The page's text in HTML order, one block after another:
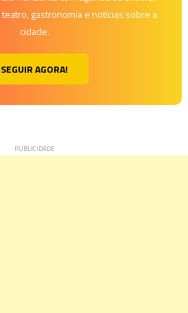
gastronomia e notícias sobre a
cidade.
SEGUIR AGORA!